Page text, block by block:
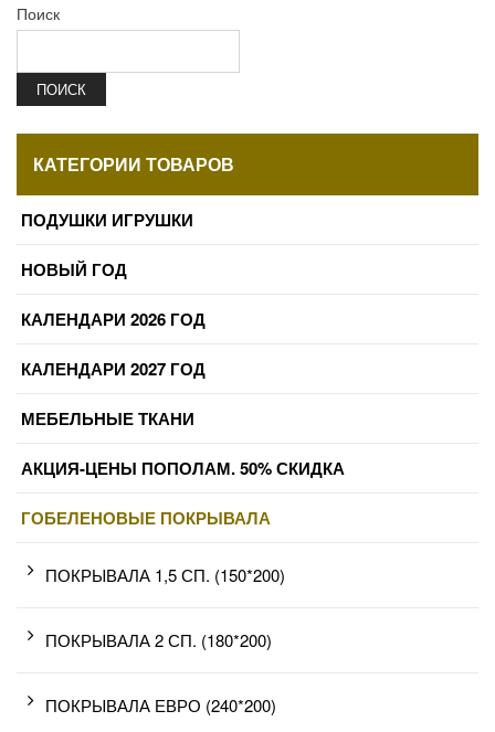
Поиск
ПОИСК
КАТЕГОРИИ ТОВАРОВ
ПОДУШКИ ИГРУШКИ
НОВЫЙ ГОД
КАЛЕНДАРИ 2026 ГОД
КАЛЕНДАРИ 2027 ГОД
МЕБЕЛЬНЫЕ ТКАНИ
АКЦИЯ-ЦЕНЫ ПОПОЛАМ. 50% СКИДКА
ГОБЕЛЕНОВЫЕ ПОКРЫВАЛА
ПОКРЫВАЛА 1,5 СП. (150*200)
ПОКРЫВАЛА 2 СП. (180*200)
ПОКРЫВАЛА ЕВРО (240*200)